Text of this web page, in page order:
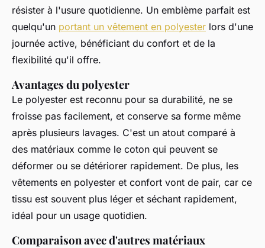
résister à l'usure quotidienne. Un emblème parfait est
quelqu'un portant un vêtement en polyester lors d'une
journée active, bénéficiant du confort et de la
flexibilité qu'il offre.
Avantages du polyester
Le polyester est reconnu pour sa durabilité, ne se
froisse pas facilement, et conserve sa forme même
après plusieurs lavages. C'est un atout comparé à
des matériaux comme le coton qui peuvent se
déformer ou se détériorer rapidement. De plus, les
vêtements en polyester et confort vont de pair, car ce
tissu est souvent plus léger et séchant rapidement,
idéal pour un usage quotidien.
Comparaison avec d'autres matériaux